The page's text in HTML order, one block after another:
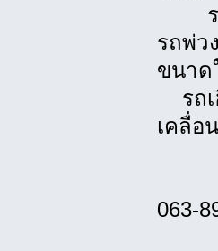
รถพ่
รถพ่ว
ขนาด
รถเ
เคลื่อ
063-